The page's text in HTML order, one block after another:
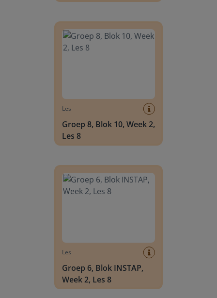
Les
Groep 8, Blok 10, Week 2,
Les 8
Les
Groep 6, Blok INSTAP,
Week 2, Les 8